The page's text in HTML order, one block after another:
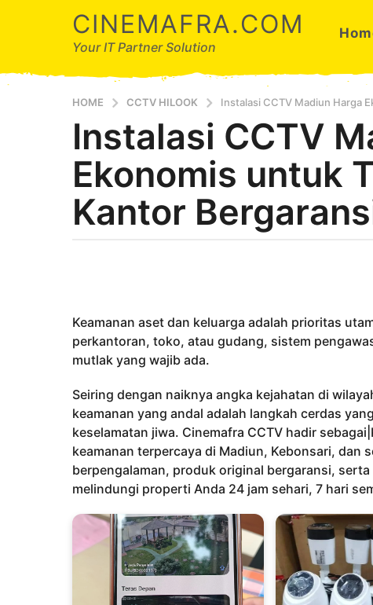
CINEMAFRA.COM
Your IT Partner Solution
HOME CCTV HILOOK Instalasi CCTV Madiun Harga
7
b
u
l
a
n
b
l
n
a
g
o
Instalasi CCTV
Ekonomis untuk
Kantor
d
a
Keamanan aset dan keluarga adalah prioritas
perkantoran, toko, atau gudang, sistem
mutlak yang wajib ada.
Seiring dengan naiknya angka kejahatan di
keamanan yang andal adalah langkah cerdas
keselamatan jiwa. Cinemafra CCTV hadir
keamanan terpercaya di Madiun, Kebonsari, dan
berpengalaman, produk original bergaransi,
melindungi properti Anda 24 jam sehari, 7 hari